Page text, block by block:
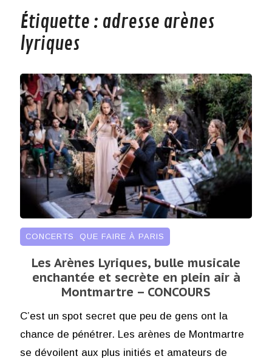
Étiquette : adresse arènes
lyriques
CONCERTS QUE FAIRE À PARIS
Les Arènes Lyriques, bulle musicale
enchantée et secrète en plein air à
Montmartre – CONCOURS
C’est un spot secret que peu de gens ont la
chance de pénétrer. Les arènes de Montmartre
se dévoilent aux plus initiés et amateurs de